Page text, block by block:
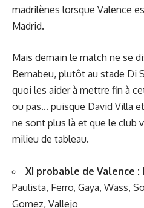
madrilènes lorsque Valence
Madrid.
Mais demain le match ne se
Bernabeu, plutôt au stade Di
quoi les aider à mettre fin à
ou pas... puisque David Villa
ne sont plus là et que le club
milieu de tableau.
XI probable de Valence :
Paulista, Ferro, Gaya, Wass,
Gomez, Vallejo